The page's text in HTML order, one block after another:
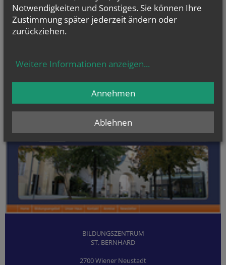
Sa.., 07. November 2026 09:00
Lektor:innenkurs
Hl. Teresia Benedicta vom Kreuz (Edith Stein), Hl. Hathumar,
BILDUNGSZENTRUM
ST. BERNHARD
2700 Wiener Neustadt
Notwendigkeiten und Sonstiges. Sie können Ihre
Zustimmung später jederzeit ändern oder
zurückziehen.
Weitere Informationen anzeigen...
Ablehnen
Annehmen